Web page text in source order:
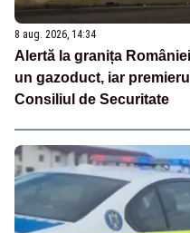
8 aug. 2026, 14:34
Alertă la granița
un gazoduct, iar
Consiliul de Securitate